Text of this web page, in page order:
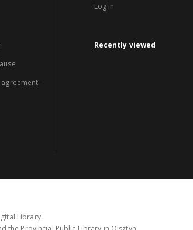
-
Log in
Recently viewed
Library.